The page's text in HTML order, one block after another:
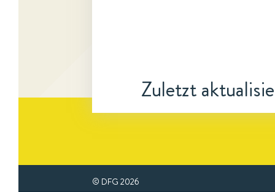
Zuletzt
© DFG 2026